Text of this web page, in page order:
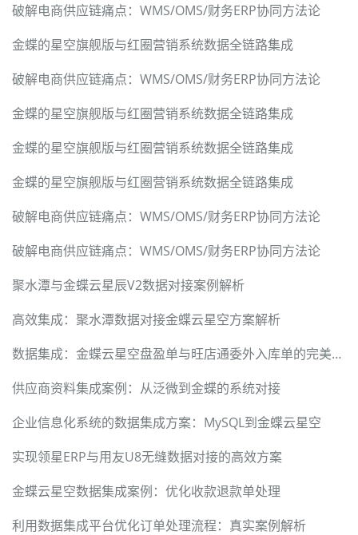
破解电商供应链痛点：WMS/OMS/财务ERP协同方法论
金蝶的星空旗舰版与红圈营销系统数据全链路集成
破解电商供应链痛点：WMS/OMS/财务ERP协同方法论
金蝶的星空旗舰版与红圈营销系统数据全链路集成
金蝶的星空旗舰版与红圈营销系统数据全链路集成
金蝶的星空旗舰版与红圈营销系统数据全链路集成
破解电商供应链痛点：WMS/OMS/财务ERP协同方法论
破解电商供应链痛点：WMS/OMS/财务ERP协同方法论
聚水潭与金蝶云星辰V2数据对接案例解析
高效集成：聚水潭数据对接金蝶云星空方案解析
数据集成：金蝶云星空盘盈单与旺店通委外入库单的完美对接
供应商资料集成案例：从泛微到金蝶的系统对接
企业信息化系统的数据集成方案：MySQL到金蝶云星空
实现领星ERP与用友U8无缝数据对接的高效方案
金蝶云星空数据集成案例：优化收款退款单处理
利用数据集成平台优化订单处理流程：真实案例解析